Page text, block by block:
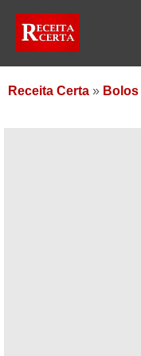
Receita Certa » Bolos